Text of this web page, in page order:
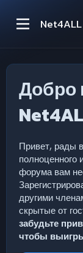
Net4ALL
Добро
Привет, рады
полноценного
форума вам
другими
скрытые от
забудьте
чтобы